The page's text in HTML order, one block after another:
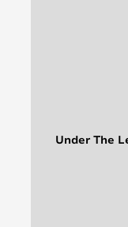
Under The